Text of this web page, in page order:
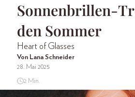
Sonnenbrillen-
den Sommer
Heart of Glasses
Von Lana Schneider
28. Mai 2025
2 Min.